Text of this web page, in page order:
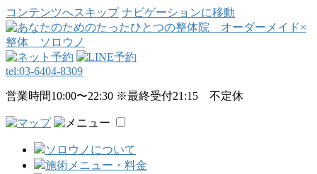
コンテンツへスキップ ナビゲーションに移動
tel:03-6404-8309
営業時間10:00〜22:30 ※最終受付21:15 不定休
ソロウノについて
施術メニュー・料金